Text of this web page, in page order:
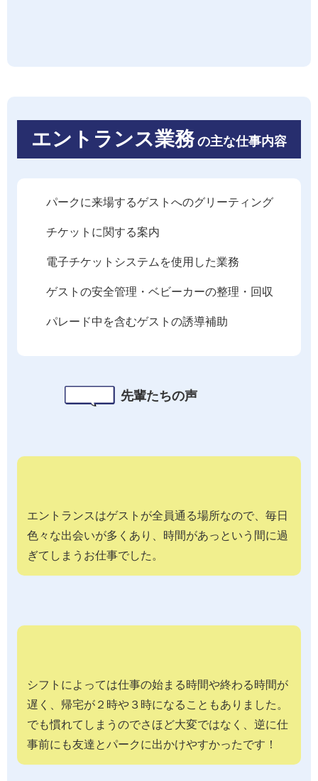
エントランス業務 の主な仕事内容
パークに来場するゲストへのグリーティング
チケットに関する案内
電子チケットシステムを使用した業務
ゲストの安全管理・ベビーカーの整理・回収
パレード中を含むゲストの誘導補助
先輩たちの声
エントランスはゲストが全員通る場所なので、毎日
色々な出会いが多くあり、時間があっという間に過
ぎてしまうお仕事でした。
シフトによっては仕事の始まる時間や終わる時間が
遅く、帰宅が２時や３時になることもありました。
でも慣れてしまうのでさほど大変ではなく、逆に仕
事前にも友達とパークに出かけやすかったです！